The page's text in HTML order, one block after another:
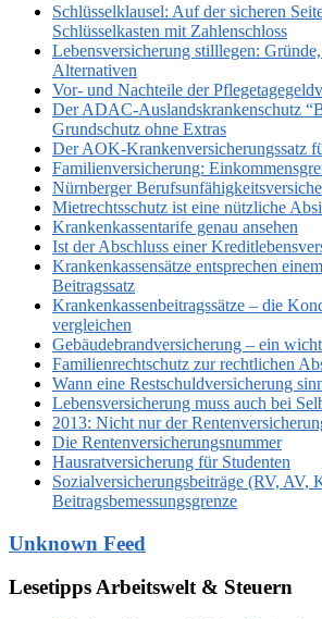
Schlüsselklausel: Auf der sicheren
Schlüsselkasten mit Zahlenschloss
Lebensversicherung stilllegen:
Alternativen
Vor- und Nachteile der
Der ADAC-Auslandskrankenschutz
Grundschutz ohne Extras
Der AOK-Krankenversicherungssatz
Familienversicherung:
Nürnberger
Mietrechtsschutz ist eine nützliche
Krankenkassentarife genau ansehen
Ist der Abschluss einer
Krankenkassensätze entsprechen
Beitragssatz
Krankenkassenbeitragssätze – die
vergleichen
Gebäudebrandversicherung – ein
Familienrechtschutz zur rechtlichen
Wann eine Restschuldversicherung
Lebensversicherung muss auch bei
2013: Nicht nur der
Die Rentenversicherungsnummer
Hausratversicherung für Studenten
Sozialversicherungsbeiträge (RV, AV,
Beitragsbemessungsgrenze
Unknown Feed
Lesetipps Arbeitswelt & Steuern